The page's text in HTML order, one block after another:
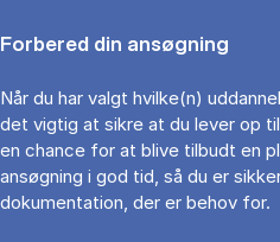
Forbered din ansøgning
Når du har valgt hvilke(n)
det vigtig at sikre at du lever op
en chance for at blive tilbudt en
ansøgning i god tid, så du er
dokumentation, der er behov for.